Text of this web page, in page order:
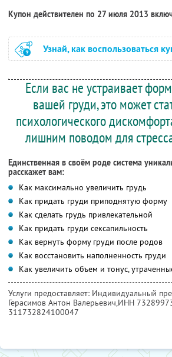
Купон действителен по 27 июля 2013
Узнай, как воспользоваться
Если вас не устраивает
вашей груди, это может
психологического
лишним поводом для
Единственная в своём роде система
расскажет вам:
Как максимально увеличить грудь
Как придать груди приподнятую форму
Как сделать грудь привлекательной
Как придать груди сексапильность
Как вернуть форму груди после родов
Как восстановить наполненность груди
Как увеличить объем и тонус,
Услуги предоставляет: Индивидуальный
Герасимов Антон Валерьевич,ИНН
311732824100047